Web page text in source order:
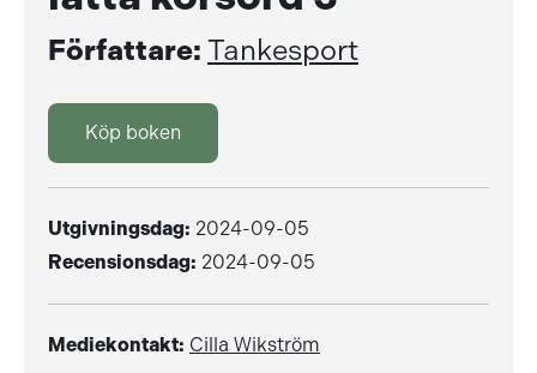
Författare: Tankesport
Köp boken
Utgivningsdag: 2024-09-05
Recensionsdag: 2024-09-05
Mediekontakt: Cilla Wikström